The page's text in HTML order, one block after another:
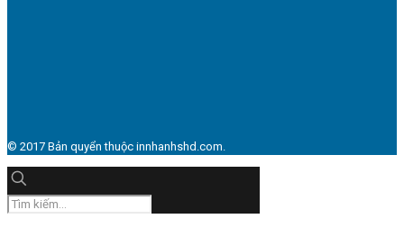
© 2017 Bản quyển thuộc innhanhshd.com.